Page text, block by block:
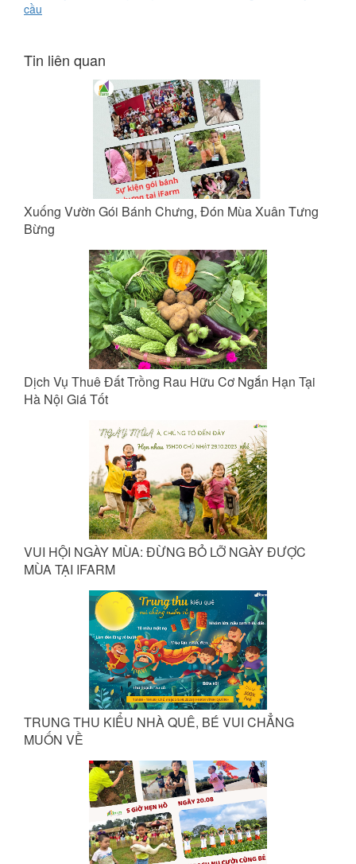
cầu
Tin liên quan
Xuống Vườn Gói Bánh Chưng, Đón Mùa Xuân Tưng
Bừng
Dịch Vụ Thuê Đất Trồng Rau Hữu Cơ Ngắn Hạn Tại
Hà Nội Giá Tốt
VUI HỘI NGÀY MÙA: ĐỪNG BỎ LỠ NGÀY ĐƯỢC
MÙA TẠI IFARM
TRUNG THU KIỂU NHÀ QUÊ, BÉ VUI CHẲNG
MUỐN VỀ